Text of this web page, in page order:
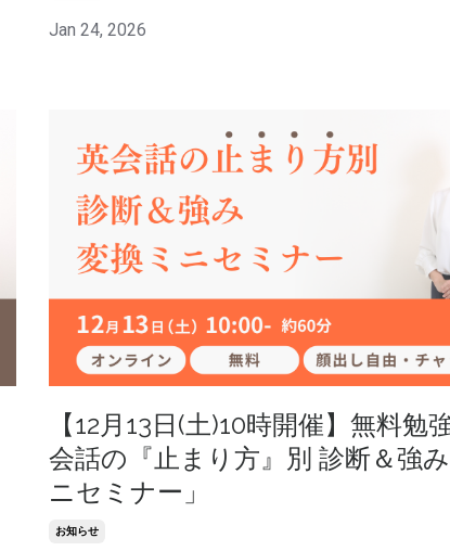
Jan 24, 2026
【12月13日(土)10時開催】無料勉
会話の『止まり方』別 診断＆強
ニセミナー」
お知らせ